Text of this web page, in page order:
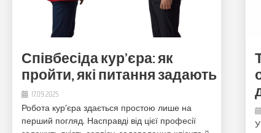
Співбесіда кур’єра: як
пройти, які питання задають
17.09.2025
Робота кур’єра здається простою лише на
перший погляд. Насправді від цієї професії
У